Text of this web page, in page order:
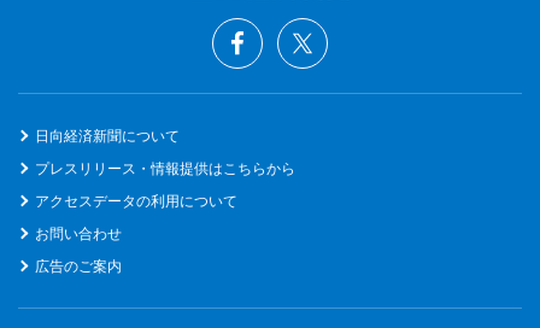
日向経済新聞について
プレスリリース・情報提供はこちらから
アクセスデータの利用について
お問い合わせ
広告のご案内